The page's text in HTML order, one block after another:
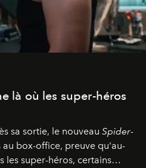
là où les super-héros
sa sortie, le nouveau Spider-
au box-office, preuve qu'au-
les super-héros, certains